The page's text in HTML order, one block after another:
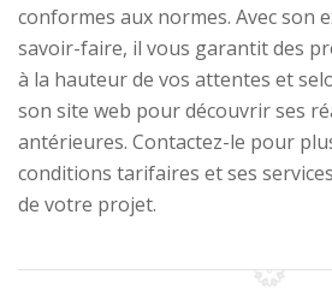
conformes aux normes. Avec son
savoir-faire, il vous garantit des
à la hauteur de vos attentes et
son site web pour découvrir ses
antérieures. Contactez-le pour
conditions tarifaires et ses
de votre projet.